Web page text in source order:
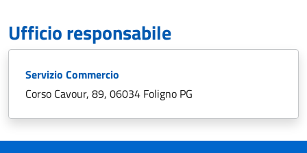
Ufficio responsabile
Servizio Commercio
Corso Cavour, 89, 06034 Foligno PG